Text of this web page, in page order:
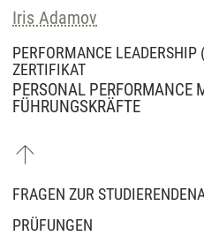
Iris Adamov
PERFORMANCE
ZERTIFIKAT
PERSONAL PERFORMANCE
FÜHRUNGSKRÄFTE
FRAGEN ZUR
PRÜFUNGEN